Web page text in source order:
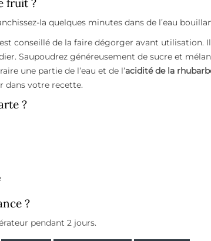
fruit ?
la quelques minutes dans de l’eau
conseillé de la faire dégorger avant utilisation.
Saupoudrez généreusement de sucre et
une partie de l’eau et de l’acidité de la
dans votre recette.
?
?
pendant 2 jours.